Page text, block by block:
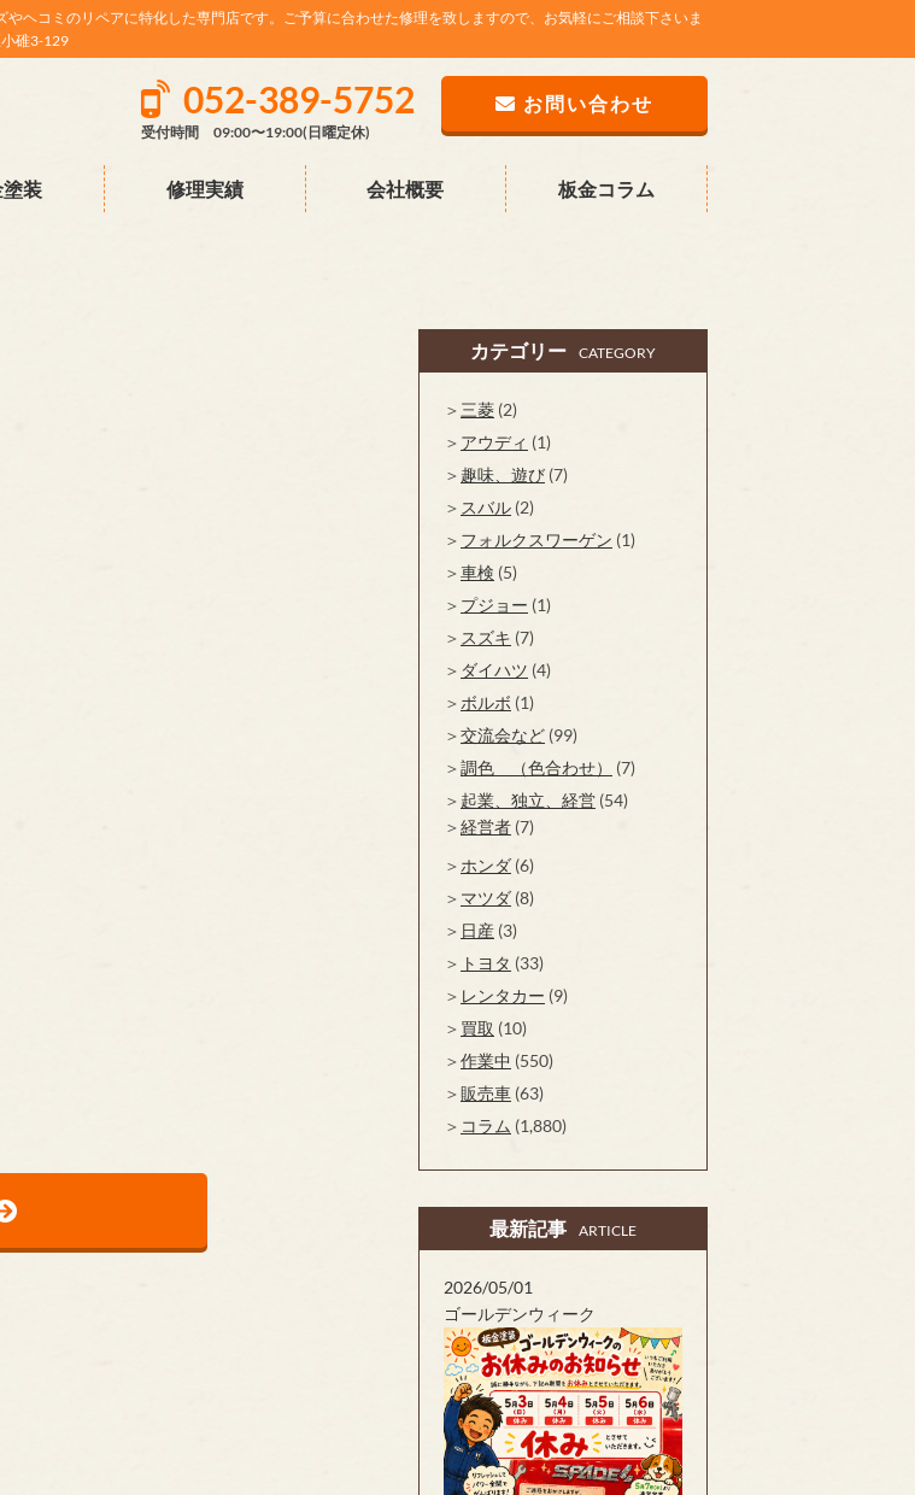
ヘコミのリペアに特化した専門店です。ご予算に合わせた修理を致しますので、お気軽にご相談下さいま
碓3-129
052-389-5752
受付時間 09:00〜19:00(日曜定休)
お問い合わせ
装 修理実績 会社概要 板金コラム
カテゴリー CATEGORY
三菱 (2)
アウディ (1)
趣味、遊び (7)
スバル (2)
フォルクスワーゲン (1)
車検 (5)
プジョー (1)
スズキ (7)
ダイハツ (4)
ボルボ (1)
交流会など (99)
調色 （色合わせ）
(7)
起業、独立、経営 (54)
経営者 (7)
ホンダ (6)
マツダ (8)
日産 (3)
トヨタ (33)
レンタカー (9)
買取 (10)
作業中 (550)
販売車 (63)
コラム (1,880)
最新記事 ARTICLE
2026/05/01
ゴールデンウィーク